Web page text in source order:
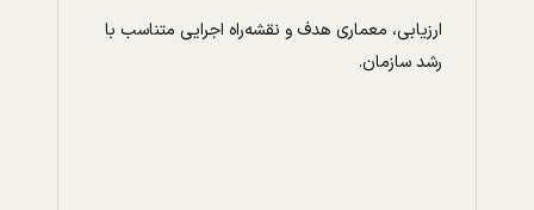
ارزیابی، معماری هدف و نقشه‌راه اجرایی متناسب با
رشد سازمان.